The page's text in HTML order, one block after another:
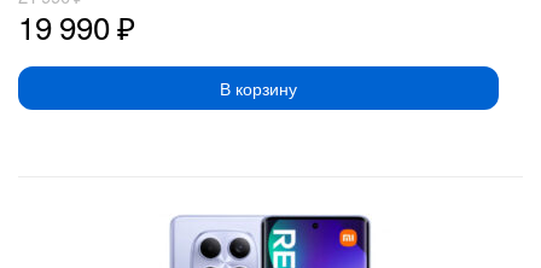
19 990₽
В корзину